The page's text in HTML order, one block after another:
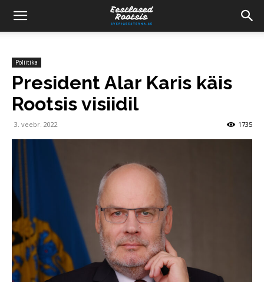
Poliitika
President Alar Karis käis
Rootsis visiidil
3. veebr. 2022 1735